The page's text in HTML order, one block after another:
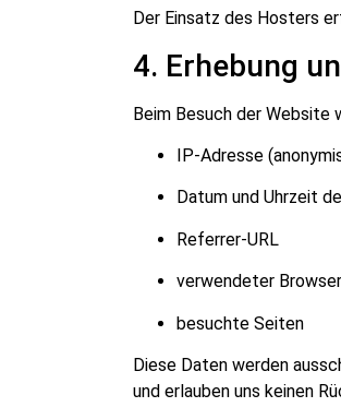
Der Einsatz des Hosters
4. Erhebung
Beim Besuch der Website
IP-Adresse
Datum und Uhrzeit
Referrer-URL
verwendeter
besuchte Seiten
Diese Daten werden
und erlauben uns keinen